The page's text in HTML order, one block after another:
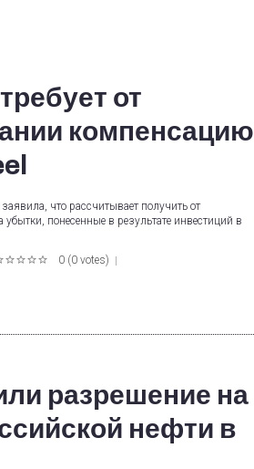
от
компенсацию
что рассчитывает получить от
понесенные в результате инвестиций в
0 (0 votes)
разрешение на
нефти в